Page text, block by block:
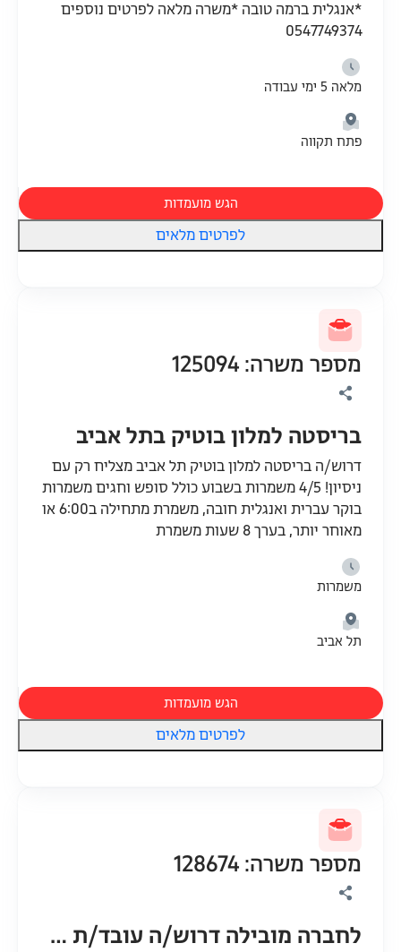
*אנגלית ברמה טובה *משרה מלאה לפרטים נוספים
0547749374
מלאה 5 ימי עבודה
פתח תקווה
הגש מועמדות
לפרטים מלאים
מספר משרה: 125094
בריסטה למלון בוטיק בתל אביב
דרוש/ה בריסטה למלון בוטיק תל אביב מצליח רק עם
ניסיון! 4/5 משמרות בשבוע כולל סופש וחגים משמרות
בוקר עברית ואנגלית חובה, משמרת מתחילה ב6:00 או
מאוחר יותר, בערך 8 שעות משמרת
משמרות
תל אביב
הגש מועמדות
לפרטים מלאים
מספר משרה: 128674
לחברה מובילה דרוש/ה עובד/ת קו ייצור